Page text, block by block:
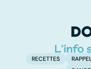
RECETTES